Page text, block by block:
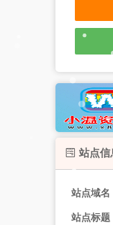
站点信
站点域名
站点标题